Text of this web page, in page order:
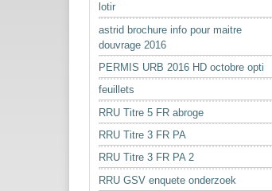
lotir
astrid brochure info pour maitre
douvrage 2016
PERMIS URB 2016 HD octobre opti
feuillets
RRU Titre 5 FR abroge
RRU Titre 3 FR PA
RRU Titre 3 FR PA 2
RRU GSV enquete onderzoek